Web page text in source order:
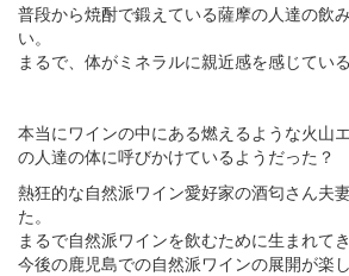
普段から焼酎で鍛えている薩摩の人達の飲
い。
まるで、体がミネラルに親近感を感じてい
本当にワインの中にある燃えるような火山
の人達の体に呼びかけているようだった？
熱狂的な自然派ワイン愛好家の酒匂さん夫
た。
まるで自然派ワインを飲むために生まれて
今後の鹿児島での自然派ワインの展開が楽し